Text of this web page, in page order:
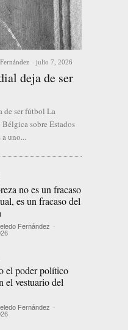
- julio 7, 2026
deja de ser
de ser fútbol La
sobre Estados
uno...
no es un fracaso
es un fracaso del
Fernández -
el poder político
el vestuario del
Fernández -